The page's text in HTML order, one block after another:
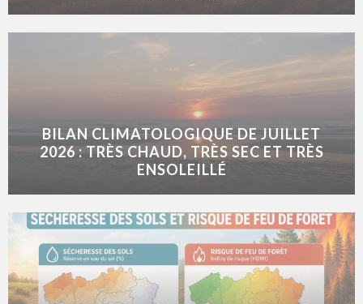
BILAN CLIMATOLOGIQUE DE JUILLET
2026 : TRÈS CHAUD, TRÈS SEC ET TRÈS
ENSOLEILLÉ